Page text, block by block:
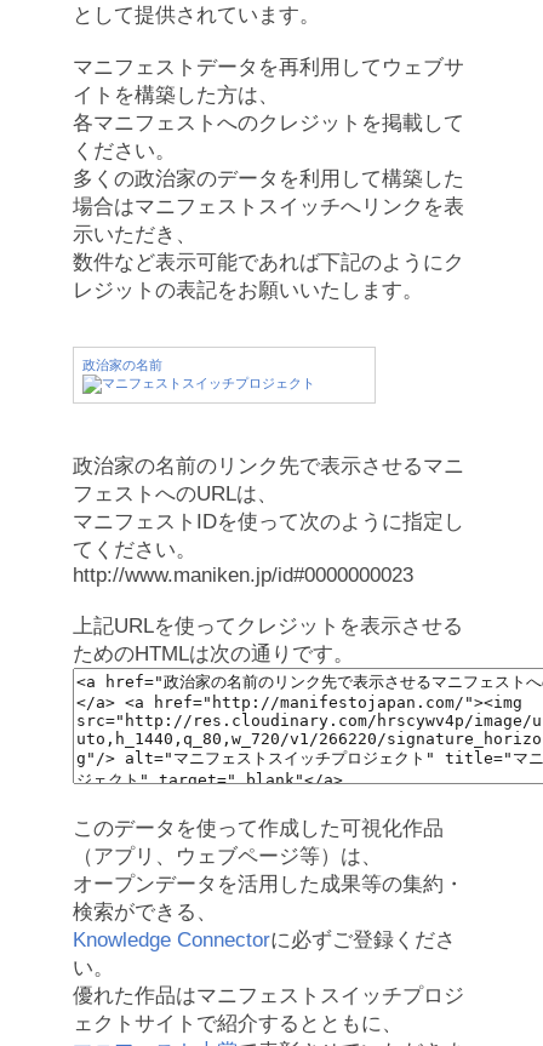
として提供されています。
マニフェストデータを再利用してウェブサ
イトを構築した方は、
各マニフェストへのクレジットを掲載して
ください。
多くの政治家のデータを利用して構築した
場合はマニフェストスイッチへリンクを表
示いただき、
数件など表示可能であれば下記のようにク
レジットの表記をお願いいたします。
政治家の名前
政治家の名前のリンク先で表示させるマニ
フェストへのURLは、
マニフェストIDを使って次のように指定し
てください。
http://www.maniken.jp/id#0000000023
上記URLを使ってクレジットを表示させる
ためのHTMLは次の通りです。
このデータを使って作成した可視化作品
（アプリ、ウェブページ等）は、
オープンデータを活用した成果等の集約・
検索ができる、
Knowledge Connectorに必ずご登録くださ
い。
優れた作品はマニフェストスイッチプロジ
ェクトサイトで紹介するとともに、